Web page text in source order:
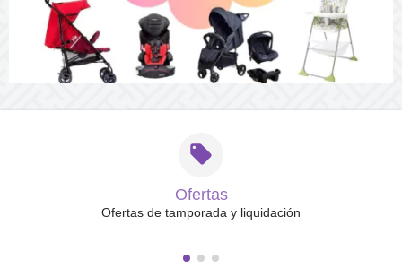
Ofertas
Ofertas de tamporada y liquidación